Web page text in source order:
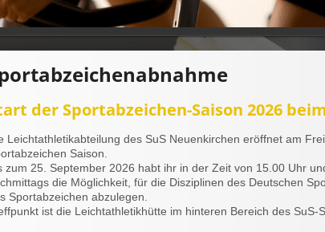
der Sportabzeichen-Saison 2026
Leichtathletikabteilung des SuS Neuenkirchen eröffnet am
Saison.
zum 25. September 2026 habt ihr in der Zeit von 15.00 Uhr
die Möglichkeit, für die Disziplinen des Deutschen
Sportabzeichen abzulegen.
ist die Leichtathletikhütte im hinteren Bereich des SuS-